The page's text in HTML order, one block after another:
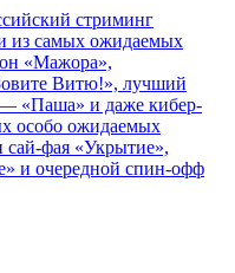
стриминг
из самых ожидаемых
«Мажора»,
Витю!», лучший
— «Паша» и даже кибер-
особо ожидаемых
сай-фая «Укрытие»,
и очередной спин-офф